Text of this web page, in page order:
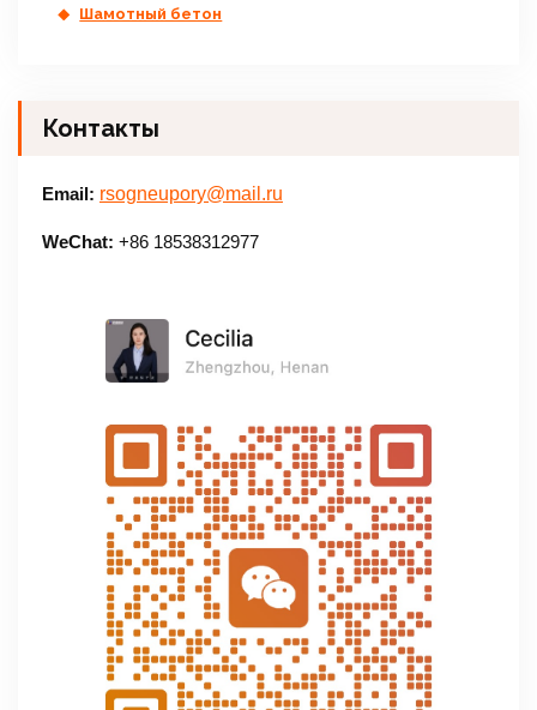
Шамотный бетон
Контакты
Email: rsogneupory@mail.ru
WeChat: +86 18538312977